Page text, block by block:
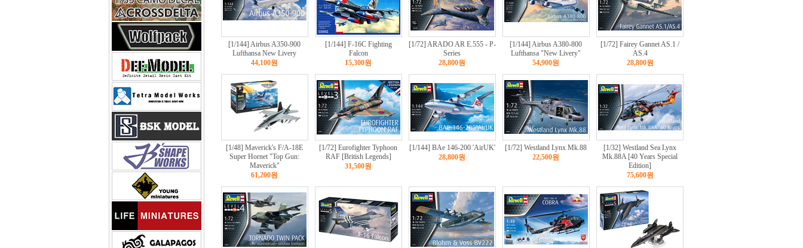
[1/144] Airbus A350-900
Lufthansa New Livery
44,100원
[1/144] F-16C Fighting
Falcon
15,300원
[1/72] ARADO AR E.555 - P-
Series
28,800원
[1/144] Airbus A380-800
Lufthansa "New Livery"
54,900원
[1/72] Fairey Gannet AS.1 /
AS.4
28,800원
[1/48] Maverick's F/A-18E
Super Hornet "Top Gun:
Maverick"
61,200원
[1/72] Eurofighter Typhoon
RAF [British Legends]
31,500원
[1/144] BAe 146-200 'AirUK'
28,800원
[1/72] Westland Lynx Mk.88
22,500원
[1/32] Westland Sea Lynx
Mk.88A [40 Years Special
Edition]
75,600원